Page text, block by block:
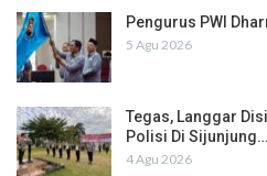
Pengurus PWI
5 Agu 2026
Tegas, Langgar
Polisi Di Sijunjung…
4 Agu 2026